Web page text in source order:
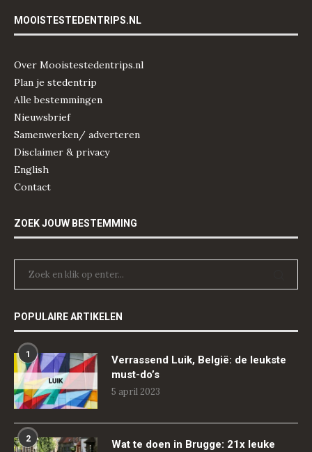
MOOISTESTEDENTRIPS.NL
Over Mooistestedentrips.nl
Plan je stedentrip
Alle bestemmingen
Nieuwsbrief
Samenwerken/ adverteren
Disclaimer & privacy
English
Contact
ZOEK JOUW BESTEMMING
POPULAIRE ARTIKELEN
1
Verrassend Luik, België: de leukste
must-do’s
5 april 2023
2
Wat te doen in Brugge: 21x leuke